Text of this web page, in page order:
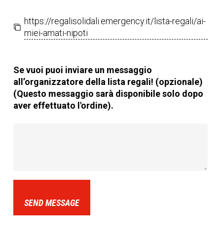
https://regalisolidali.emergency.it/lista-regali/ai-
miei-amati-nipoti
Se vuoi puoi inviare un messaggio
all’organizzatore della lista regali! (opzionale)
(Questo messaggio sarà disponibile solo dopo
aver effettuato l'ordine).
SEND MESSAGE